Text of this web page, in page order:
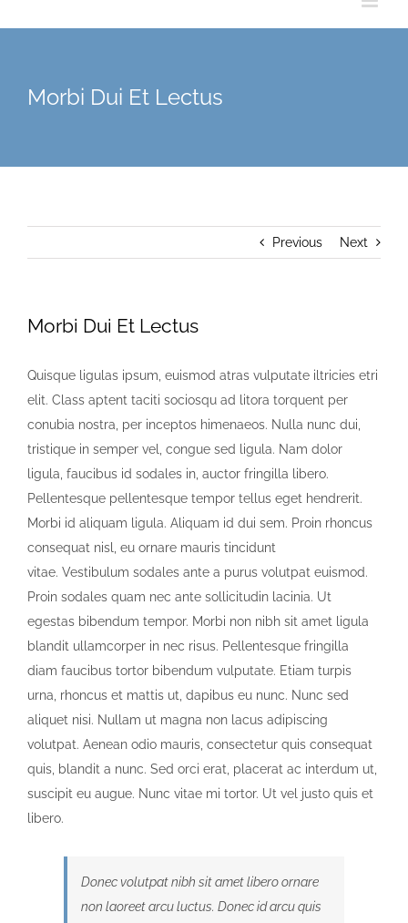
Morbi Dui Et Lectus
Previous Next
Morbi Dui Et Lectus
Quisque ligulas ipsum, euismod atras vulputate iltricies etri
elit. Class aptent taciti sociosqu ad litora torquent per
conubia nostra, per inceptos himenaeos. Nulla nunc dui,
tristique in semper vel, congue sed ligula. Nam dolor
ligula, faucibus id sodales in, auctor fringilla libero.
Pellentesque pellentesque tempor tellus eget hendrerit.
Morbi id aliquam ligula. Aliquam id dui sem. Proin rhoncus
consequat nisl, eu ornare mauris tincidunt
vitae. Vestibulum sodales ante a purus volutpat euismod.
Proin sodales quam nec ante sollicitudin lacinia. Ut
egestas bibendum tempor. Morbi non nibh sit amet ligula
blandit ullamcorper in nec risus. Pellentesque fringilla
diam faucibus tortor bibendum vulputate. Etiam turpis
urna, rhoncus et mattis ut, dapibus eu nunc. Nunc sed
aliquet nisi. Nullam ut magna non lacus adipiscing
volutpat. Aenean odio mauris, consectetur quis consequat
quis, blandit a nunc. Sed orci erat, placerat ac interdum ut,
suscipit eu augue. Nunc vitae mi tortor. Ut vel justo quis et
libero.
Donec volutpat nibh sit amet libero ornare
non laoreet arcu luctus. Donec id arcu quis